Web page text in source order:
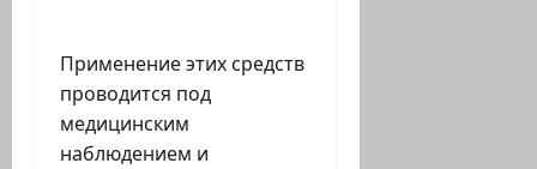
Применение этих средств
проводится под
медицинским
наблюдением и